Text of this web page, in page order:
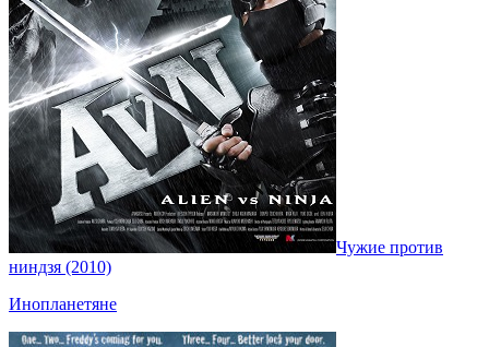
Чужие против
ниндзя (2010)
Инопланетяне